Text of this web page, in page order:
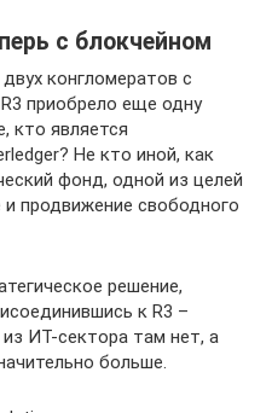
с блокчейном
конгломератов с
приобрело еще одну
кто является
Не кто иной, как
фонд, одной из целей
продвижение свободного
решение,
к R3 –
ИТ-сектора там нет, а
больше.